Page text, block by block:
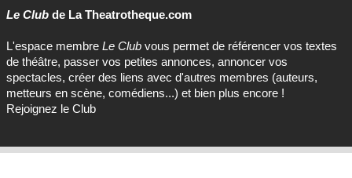
Le Club de La Theatrotheque.com
L'espace membre Le Club vous permet de référencer vos textes
de théâtre, passer vos petites annonces, annoncer vos
spectacles, créer des liens avec d'autres membres (auteurs,
metteurs en scène, comédiens...) et bien plus encore !
Rejoignez le Club